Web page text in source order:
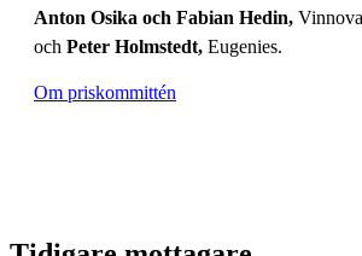
Anton Osika och Fabian Hedin,
och Peter Holmstedt, Eugenies.
Om priskommittén